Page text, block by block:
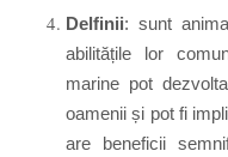
Delfinii: sunt
abilitățile lor
marine pot
oamenii și pot fi
are beneficii